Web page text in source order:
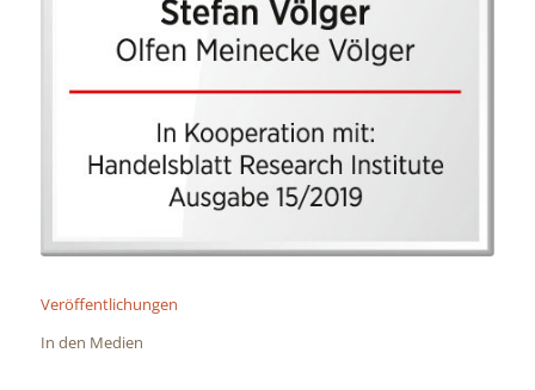
Veröffentlichungen
In den Medien